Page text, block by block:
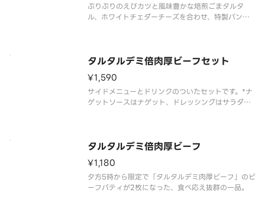
ぷりぷりのえびカツと風味豊かな焙煎ごまタルタ
ル、ホワイトチェダーチーズを合わせ、特製バンズ
タルタルデミ倍肉厚ビーフセット
¥1,590
サイドメニューとドリンクのついたセットです。*ナ
ゲットソースはナゲット、ドレッシングはサラダを
タルタルデミ倍肉厚ビーフ
¥1,180
夕方5時から限定で「タルタルデミ肉厚ビーフ」のビ
ーフパティが2枚になった、食べ応え抜群の一品。